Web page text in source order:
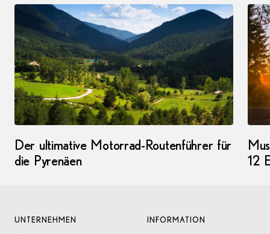
Der ultimative Motorrad-Routenführer für
die Pyrenäen
12
UNTERNEHMEN INFORMATION